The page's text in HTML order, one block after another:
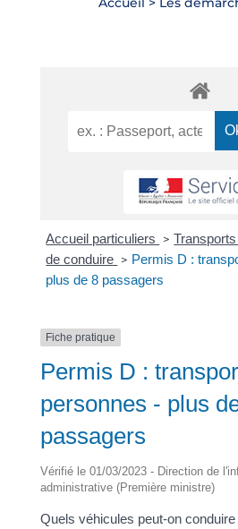
Accueil particuliers >
de conduire > Permis D :
plus de 8 passagers
Fiche pratique
Permis D :
personnes - plus
passagers
Vérifié le 01/03/2023 - Direction de
administrative (Première ministre)
Quels véhicules peut-on